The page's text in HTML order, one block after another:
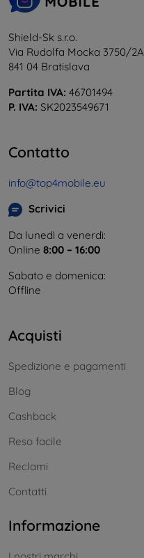
Shield-Sk s.r.o.
Via Rudolfa Mocka 3750/2A
841 04 Bratislava
Partita IVA: 46701494
P. IVA: SK2023549671
Contatto
info@top4mobile.eu
Scrivici
Da lunedì a venerdì:
Online 8:00 – 16:00
Sabato e domenica:
Offline
Acquisti
Spedizione e pagamenti
Blog
Cashback
Reso facile
Reclami
Contatti
Informazione